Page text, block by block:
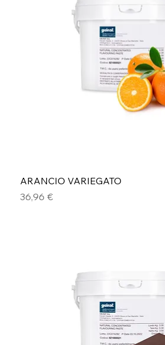
ARANCIO VARIEGATO
Prezzo
36,96 €